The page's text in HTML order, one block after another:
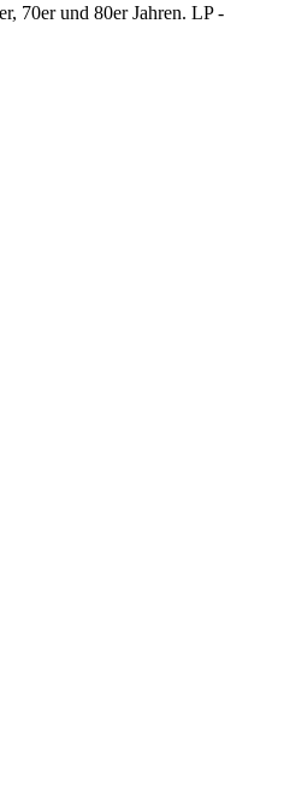
70er und 80er Jahren. LP -